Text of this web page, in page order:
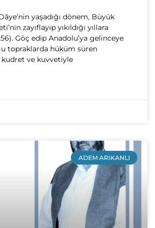
yaşadığı dönem, Büyük
zayıflayıp yıkıldığı yıllara
Göç edip Anadolu’ya gelinceye
topraklarda hüküm süren
kudret ve kuvvetiyle
ADEM ARIKANLI